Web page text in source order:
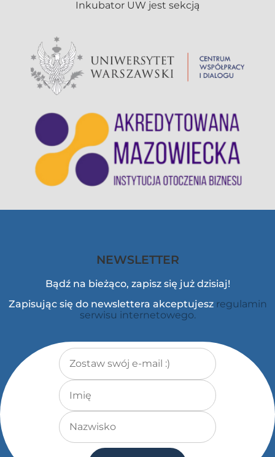
NEWSLETTER
Bądź na bieżąco, zapisz się już dzisiaj!
Zapisując się do newslettera akceptujesz regulamin
serwisu internetowego.
Adres e-mail*
Imię
Nazwisko